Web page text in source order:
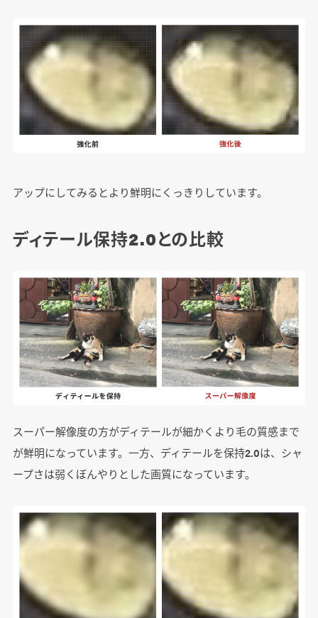
アップにしてみるとより鮮明にくっきりしています。
ディテール保持2.0との比較
スーパー解像度の方がディテールが細かくより毛の質感まで
が鮮明になっています。一方、ディテールを保持2.0は、シャ
ープさは弱くぼんやりとした画質になっています。